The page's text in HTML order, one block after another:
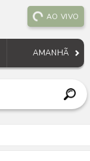
AO VIVO
AMANHÃ